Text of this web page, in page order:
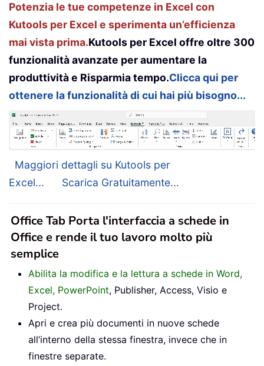
Potenzia le tue competenze in Excel con
Kutools per Excel e sperimenta un’efficienza
mai vista prima.Kutools per Excel offre oltre 300
funzionalità avanzate per aumentare la
produttività e Risparmia tempo.Clicca qui per
ottenere la funzionalità di cui hai più bisogno...
Maggiori dettagli su Kutools per
Excel...
Scarica Gratuitamente...
Office Tab Porta l'interfaccia a schede in
Office e rende il tuo lavoro molto più
semplice
Abilita la modifica e la lettura a schede in Word,
Excel, PowerPoint, Publisher, Access, Visio e
Project.
Apri e crea più documenti in nuove schede
all’interno della stessa finestra, invece che in
finestre separate.